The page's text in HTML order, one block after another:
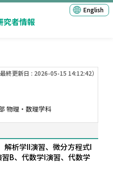
究者情報
English
最終更新日 : 2026-05-15 14:12:42）
物理・数理学科
解析学II演習、微分方程式I
B、代数学I演習、代数学